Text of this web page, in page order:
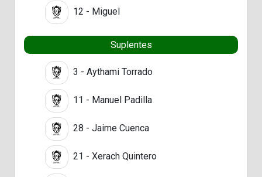
12 - Miguel
Suplentes
3 - Aythami Torrado
11 - Manuel Padilla
28 - Jaime Cuenca
21 - Xerach Quintero